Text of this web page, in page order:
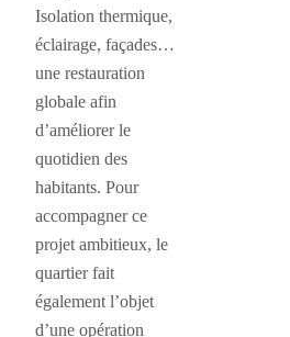
Isolation thermique,
éclairage, façades…
une restauration
globale afin
d’améliorer le
quotidien des
habitants. Pour
accompagner ce
projet ambitieux, le
quartier fait
également l’objet
d’une opération